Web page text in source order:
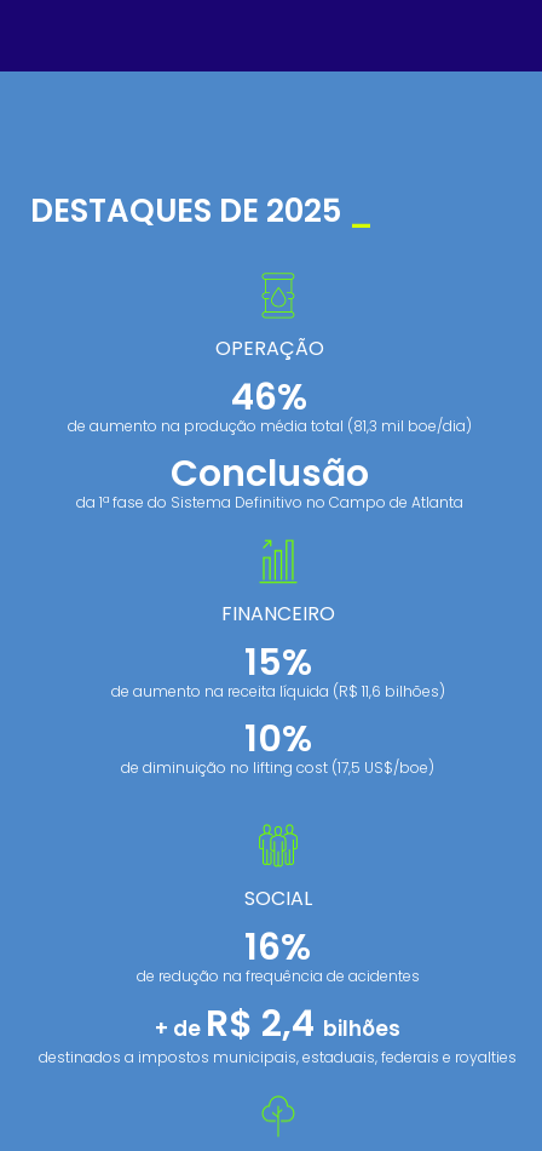
DESTAQUES DE 2025
OPERAÇÃO
46%
de aumento na produção média total (81,3 mil boe/dia)
Conclusão
da 1ª fase do Sistema Definitivo no Campo de Atlanta
FINANCEIRO
15%
de aumento na receita líquida (R$ 11,6 bilhões)
10%
de diminuição no lifting cost (17,5 US$/boe)
SOCIAL
16%
de redução na frequência de acidentes
+ de R$ 2,4 bilhões
destinados a impostos municipais, estaduais, federais e royalties